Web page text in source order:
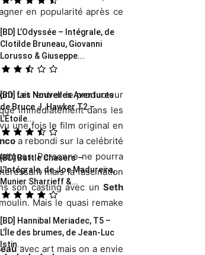
en popularité après ce
fait rentrer le producteur
immédiatement dans les
une fois le film original en
a rebondi sur la celébrité
Personne ne pourra
mais la fascination
son casting avec un Seth
Mais le quasi remake
avec art mais on a envie
[BD] L’Odyssée – Intégrale, de
Clotilde Bruneau, Giovanni
Lorusso & Giuseppe...
[BD] Les Nouvelles Aventures
de Bruce J. Hawker T2 –
L’Étoile...
[BD] Battle Chasers –
L’Intégrale, de Joe Madureira,
Munier Sharrieff &...
[BD] Hannibal Meriadec, T5 –
L’Île des brumes, de Jean-Luc
Istin...